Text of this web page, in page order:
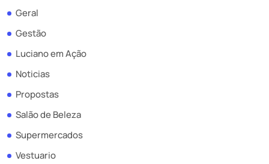
Geral
Gestão
Luciano em Ação
Noticias
Propostas
Salão de Beleza
Supermercados
Vestuario